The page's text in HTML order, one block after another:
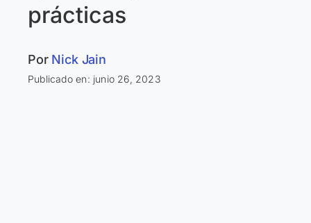
prácticas
Por Nick Jain
Publicado en: junio 26, 2023